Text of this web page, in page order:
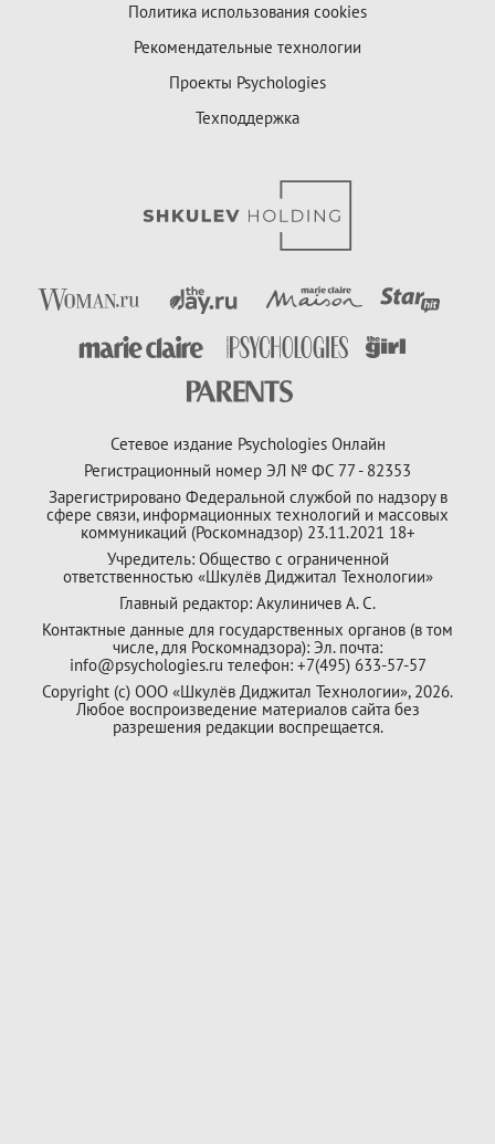
Политика использования cookies
Рекомендательные технологии
Проекты Psychologies
Техподдержка
Сетевое издание Psychologies Онлайн
Регистрационный номер ЭЛ № ФС 77 - 82353
Зарегистрировано Федеральной службой по надзору в
сфере связи, информационных технологий и массовых
коммуникаций (Роскомнадзор) 23.11.2021 18+
Учредитель: Общество с ограниченной
ответственностью «Шкулёв Диджитал Технологии»
Главный редактор: Акулиничев А. С.
Контактные данные для государственных органов (в том
числе, для Роскомнадзора): Эл. почта:
info@psychologies.ru телефон: +7(495) 633-57-57
Copyright (с) ООО «Шкулёв Диджитал Технологии», 2026.
Любое воспроизведение материалов сайта без
разрешения редакции воспрещается.